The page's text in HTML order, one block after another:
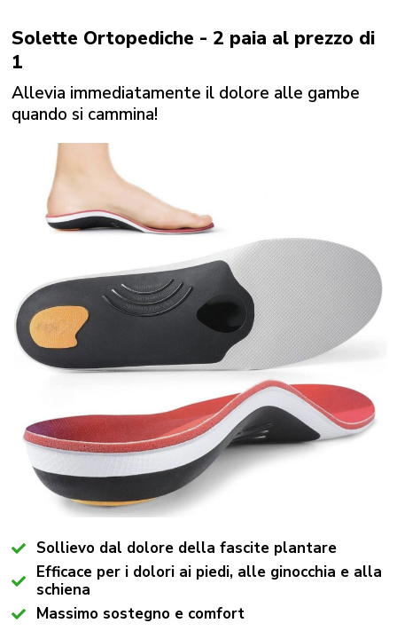
Solette Ortopediche - 2 paia al prezzo di
1
Allevia immediatamente il dolore alle gambe
quando si cammina!
Sollievo dal dolore della fascite plantare
Efficace per i dolori ai piedi, alle ginocchia e alla
schiena
Massimo sostegno e comfort